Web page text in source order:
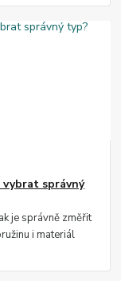
vybrat správný
je správně změřit
i materiál